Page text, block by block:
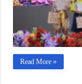
Read More »